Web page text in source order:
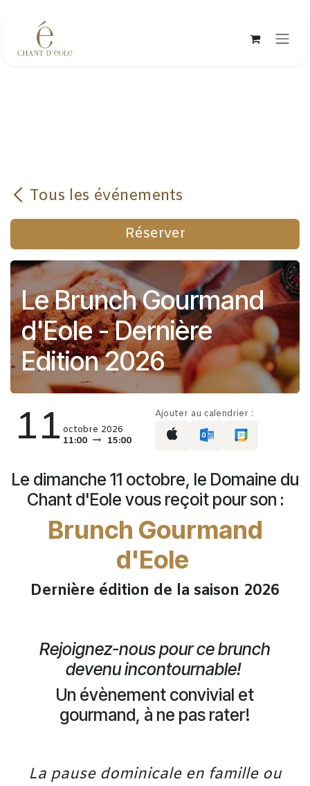
Tous les événements
Réserver
Le Brunch Gourmand
d'Eole - Dernière
Edition 2026
11 octobre 2026
11:00
15:00
Ajouter au calendrier :
Le dimanche 11 octobre, le Domaine du
Chant d'Eole vous reçoit pour son :
Brunch Gourmand
d'Eole
Dernière édition de la saison 2026
Rejoignez-nous pour ce brunch
devenu incontournable!
Un évènement convivial et
gourmand, à ne pas rater!
La pause dominicale en famille ou